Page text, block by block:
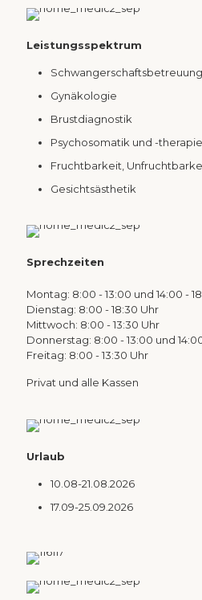
Leistungsspektrum
Schwangerschaftsbetreuung
Gynäkologie
Brustdiagnostik
Psychosomatik und -therapie
Fruchtbarkeit,
Gesichtsästhetik
Sprechzeiten
Montag: 8:00 - 13:00 und 14:00 -
Dienstag: 8:00 - 18:30 Uhr
Mittwoch: 8:00 - 13:30 Uhr
Donnerstag: 8:00 - 13:00 und
Freitag: 8:00 - 13:30 Uhr
Privat und alle Kassen
Urlaub
10.08-21.08.2026
17.09-25.09.2026